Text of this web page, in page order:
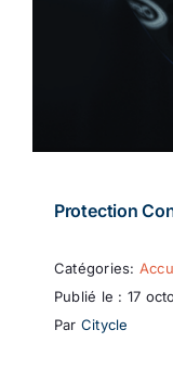
Protection
Catégories:
Publié le : 17
Par Citycle